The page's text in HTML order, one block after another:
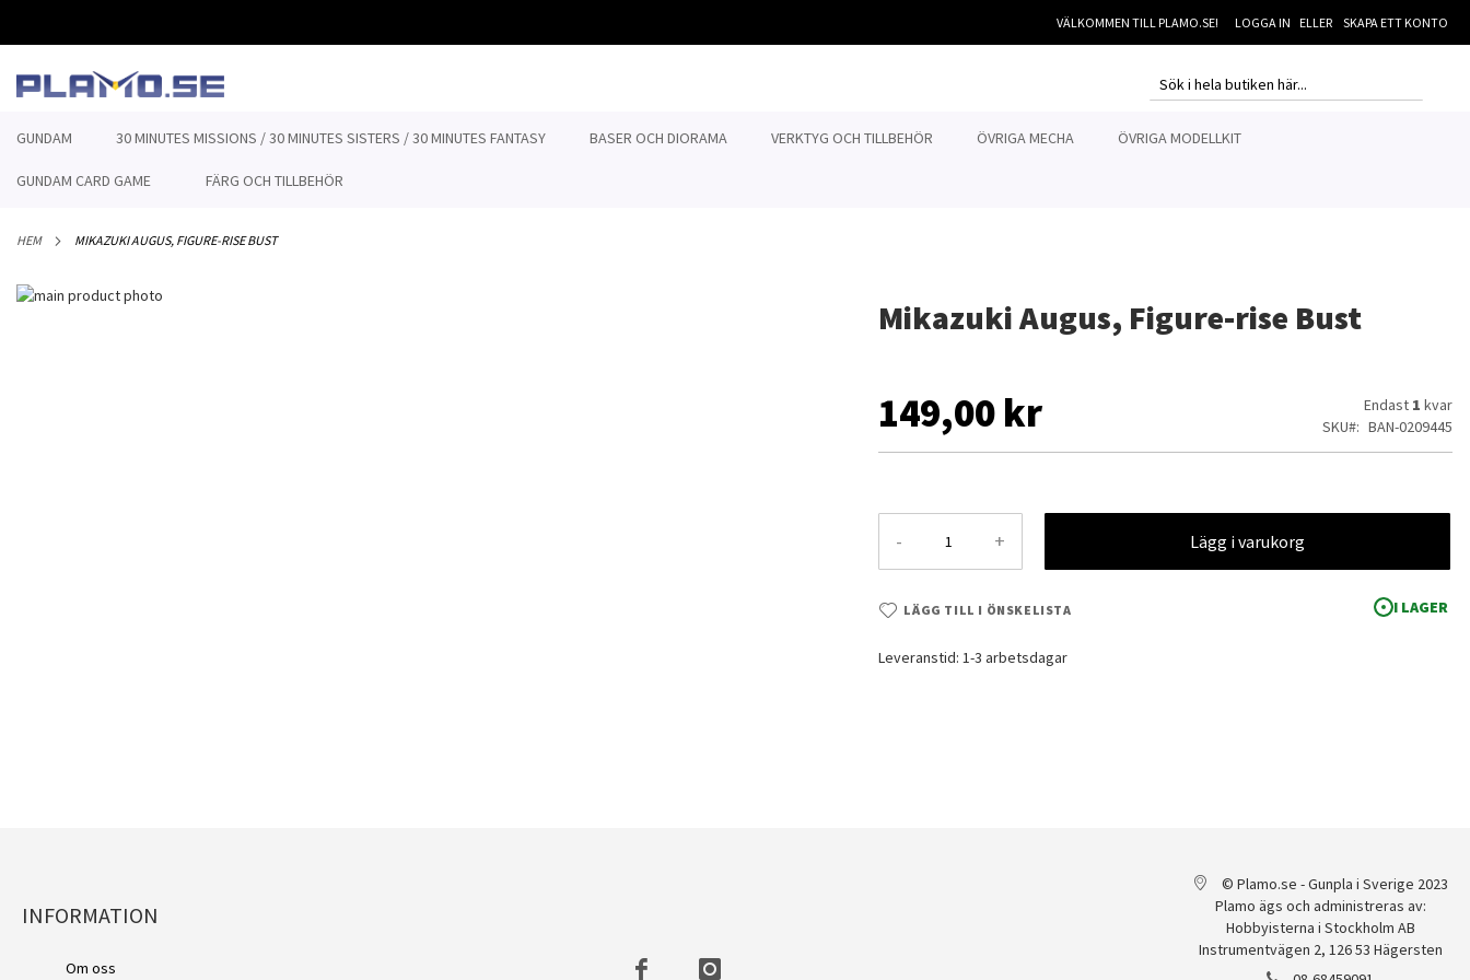
TILL
VÄLKOMMEN TILL PLAMO.SE! LOGGA IN SKAPA ETT KONTO
SEARCH
GUNDAM
30 MINUTES MISSIONS / 30 MINUTES SISTERS / 30 MINUTES FANTASY BASER OCH DIORAMA VERKTYG OCH TILLBEHÖR ÖVRIGA MECHA ÖVRIGA MODELLKIT
GUNDAM CARD GAME FÄRG OCH TILLBEHÖR
HEM MIKAZUKI AUGUS, FIGURE-RISE BUST
Mikazuki Augus, Figure-rise Bust
149,00 kr Endast 1 kvar
SKU
BAN-0209445
- + Lägg i varukorg
LÄGG TILL I ÖNSKELISTA I LAGER
Leveranstid: 1-3 arbetsdagar
Hoppa
INFORMATION
Om oss
© Plamo.se - Gunpla i Sverige 2023
Plamo ägs och administreras av:
Hobbyisterna i Stockholm AB
Instrumentvägen 2, 126 53 Hägersten